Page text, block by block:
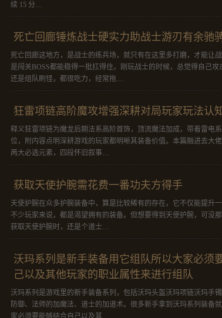
续 15 分…
死亡回廊锤炼战士硬实力助战士游刃有余驰
死亡回廊这地方，是战士的练兵场，就只有在这里多打磨，才能让
是闯关BOSS都能稳得一批扛得住。刚玩战士的时候，总觉得自己
还是组队刷怪，都很吃力，经常拖…
狂雷项链高阶魔攻‌增强深耕对局玩家玩法认
释义狂雷项链为魔龙后期法系高阶首饰，顶流魔法加成，带着雷电
位，附内容点明深耕游戏的玩家都明晰其装备价值。本篇融进去大
两大必选元素，四段怀旧叙事…
获取天使护腕需花费一番功夫方得手
天使护腕在众多护腕装备中，算是比较稀有的存在，它不仅能提升
不少玩家来说，都是渴望拥有的装备。但想要得到天使护腕，可没
获取天使护腕时，还是个道士…
沃玛系列是新手装备用它组队所以大家必须
己以及其他玩家的职业属性来进行组队
沃玛系列是游戏里的新手装备系列，包括沃玛头盔沃玛项链沃玛手
防御、法师的加魔法、道士的加道术。很多新手拿到沃玛系列装备
家必须要能够结合自己以及其…